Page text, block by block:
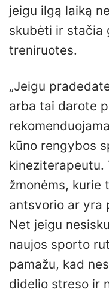
jeigu ilgą laiką
skubėti ir stačia
treniruotes.
„Jeigu
arba tai darote
kūno rengybos
kineziterapeutu.
žmonėms, kurie
antsvorio ar yra
Net jeigu
naujos sporto
pamažu, kad
didelio streso ir